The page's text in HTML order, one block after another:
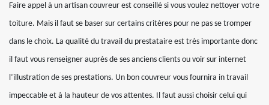
Faire appel à un artisan couvreur est conseillé si vous voulez nettoyer votre
toiture. Mais il faut se baser sur certains critères pour ne pas se tromper
dans le choix. La qualité du travail du prestataire est très importante donc
il faut vous renseigner auprès de ses anciens clients ou voir sur internet
l’illustration de ses prestations. Un bon couvreur vous fournira in travail
impeccable et à la hauteur de vos attentes. Il faut aussi choisir celui qui